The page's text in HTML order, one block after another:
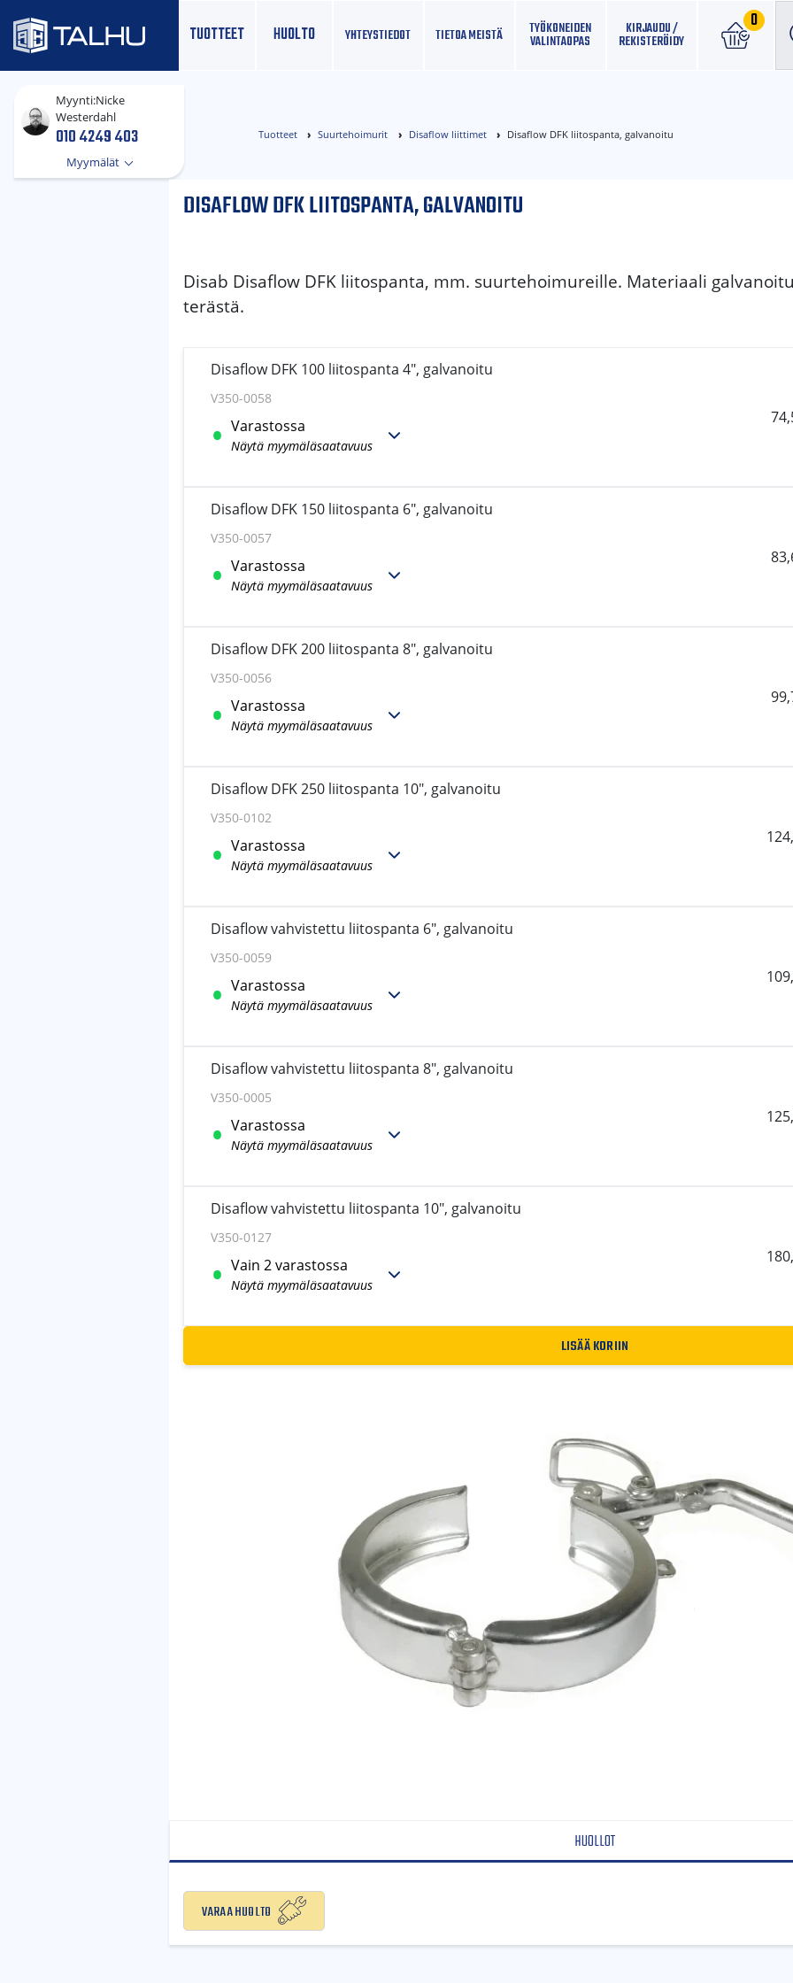
TUOTTEET HUOLTO
0
YHTEYS­TIEDOT TIETOA MEISTÄ TYÖKONEIDEN
VALINTAOPAS
KIRJAUDU /
REKISTERÖIDY
Myynti:Nicke
Westerdahl
010 4249 403
Myymälät
Tuotteet Suurtehoimurit Disaflow liittimet Disaflow DFK liitospanta, galvanoitu
DISAFLOW DFK LIITOSPANTA, GALVANOITU
Disab Disaflow DFK liitospanta, mm. suurtehoimureille. Materiaali
terästä.
Disaflow DFK 100 liitospanta 4", galvanoitu
V350-0058
Varastossa
Näytä myymäläsaatavuus
Disaflow DFK 150 liitospanta 6", galvanoitu
V350-0057
Varastossa
Näytä myymäläsaatavuus
Disaflow DFK 200 liitospanta 8", galvanoitu
V350-0056
Varastossa
Näytä myymäläsaatavuus
Disaflow DFK 250 liitospanta 10", galvanoitu
V350-0102
Varastossa
Näytä myymäläsaatavuus
Disaflow vahvistettu liitospanta 6", galvanoitu
V350-0059
Varastossa
Näytä myymäläsaatavuus
Disaflow vahvistettu liitospanta 8", galvanoitu
V350-0005
Varastossa
Näytä myymäläsaatavuus
Disaflow vahvistettu liitospanta 10", galvanoitu
V350-0127
Vain 2 varastossa
Näytä myymäläsaatavuus
LISÄÄ KORIIN
HUOLLOT
Varaa huolto